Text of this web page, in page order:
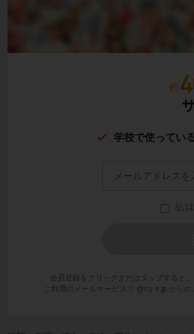
学校で使ってい
会員登録をクリックまたはタップすると、
ご利用のメールサービスで @try-it.jp から